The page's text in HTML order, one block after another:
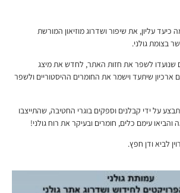
כיעד עליון, את שיפור ושדרוג מוזיאון המורשת
בצומת גולני.
שנועדו לשפר את חזות האתר, לחדש את מיצג
שיתעד וישמר את החומרים ההיסטוריים ולשפר
על ידי קבלנים וספקים בוגרי החטיבה, שהתייצבו
עימם כלים, חומרים ובעיקר את רוח גולני!
לביא ודן חפץ.